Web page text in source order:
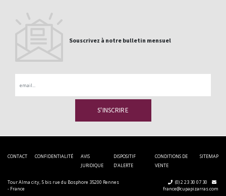
Souscrivez à notre bulletin mensuel
CONTACT CONFIDENTIALITÉ
AVIS
JURIDIQUE
DISPOSITIF
D’ALERTE
CONDITIONS DE
VENTE
SITEMAP
Tour Alma city, 5 bis rue du Bosphore 35200 Rennes
- France
(0) 2 23 30 07 30
france@cupapizarras.com